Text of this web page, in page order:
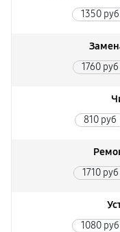
1350 руб
1760 руб
810 руб
1710 руб
1080 руб